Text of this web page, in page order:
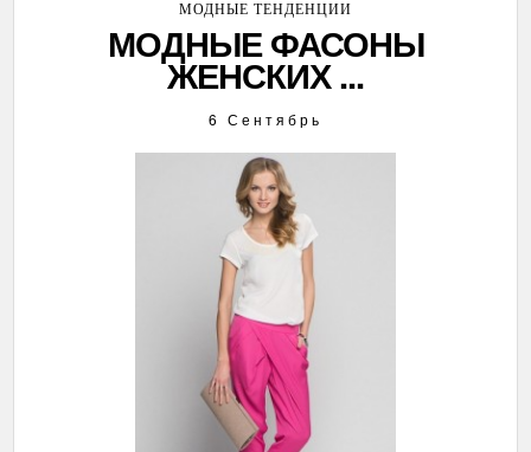
МОДНЫЕ ТЕНДЕНЦИИ
МОДНЫЕ ФАСОНЫ
ЖЕНСКИХ ...
6 Сентябрь